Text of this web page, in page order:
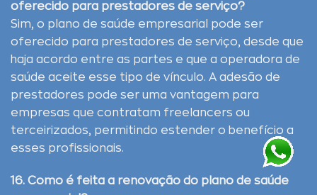
oferecido para prestadores de serviço?
Sim, o plano de saúde empresarial pode ser
oferecido para prestadores de serviço, desde que
haja acordo entre as partes e que a operadora de
saúde aceite esse tipo de vínculo. A adesão de
prestadores pode ser uma vantagem para
empresas que contratam freelancers ou
terceirizados, permitindo estender o benefício a
esses profissionais.
16. Como é feita a renovação do plano de saúde